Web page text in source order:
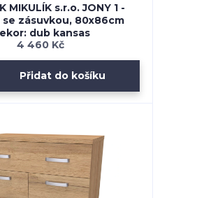
MIKULÍK s.r.o. JONY 1 -
se zásuvkou, 80x86cm
dub kansas
4 460 Kč
Přidat do košíku